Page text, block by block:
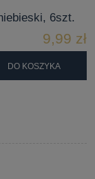
6szt.
9,99 zł
DO KOSZYKA